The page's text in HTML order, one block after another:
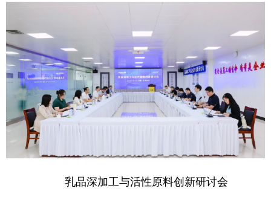
北京 山西
辽宁 吉林 上海 江苏
浙江 安徽 福建
山东 湖北 湖南
广东 重庆
四川 贵州 云南 西藏
甘肃 青海 宁夏
乳品深加工与活性原料创新研讨会